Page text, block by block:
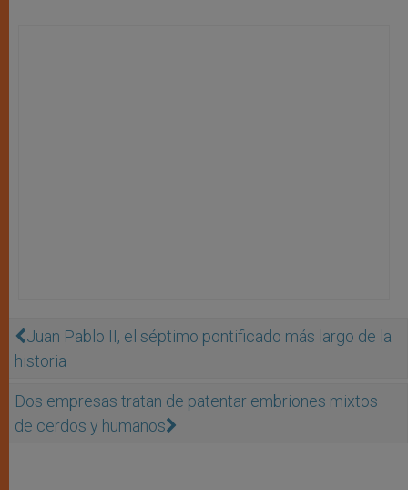
Juan Pablo II, el séptimo pontificado más largo de la
historia
Dos empresas tratan de patentar embriones mixtos
de cerdos y humanos